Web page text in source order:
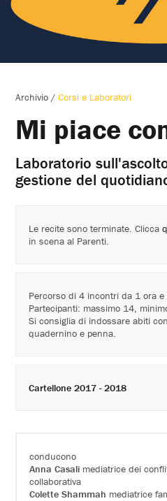
Archivio /Corsi e Laboratori
Mi piace
Laboratorio
gestione del
conducono
Anna Casali mediatrice dei
collaborativa
Colette Shammah mediatrice
Le recite sono terminate. Clicca
in scena al Parenti.
Percorso di 4 incontri da 1 ora
Partecipanti: massimo 14,
Si consiglia di indossare abiti
quadernino e penna.
Cartellone 2017 - 2018